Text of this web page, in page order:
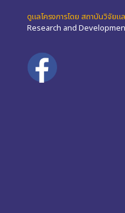
ดูแลโครงการโดย สถาบันวิจัย
Research and